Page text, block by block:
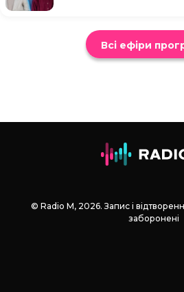
Всі ефіри
© Radio М, 2026. Запис і
заборонені